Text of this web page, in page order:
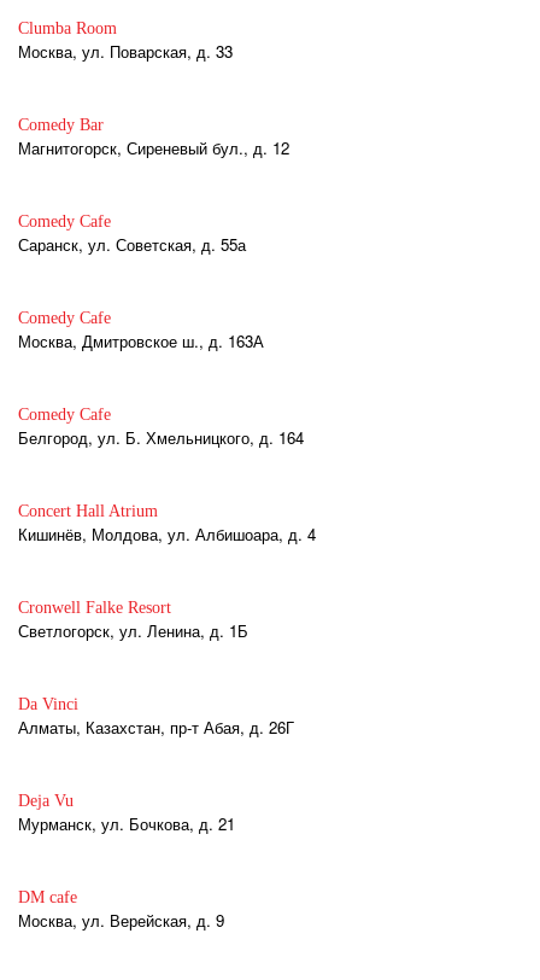
Clumba Room
Москва, ул. Поварская, д. 33
Comedy Bar
Магнитогорск, Сиреневый бул., д. 12
Comedy Cafe
Саранск, ул. Советская, д. 55а
Comedy Cafe
Москва, Дмитровское ш., д. 163А
Comedy Cafe
Белгород, ул. Б. Хмельницкого, д. 164
Concert Hall Atrium
Кишинёв, Молдова, ул. Албишоара, д. 4
Cronwell Falke Resort
Светлогорск, ул. Ленина, д. 1Б
Da Vinci
Алматы, Казахстан, пр-т Абая, д. 26Г
Deja Vu
Мурманск, ул. Бочкова, д. 21
DM cafe
Москва, ул. Верейская, д. 9